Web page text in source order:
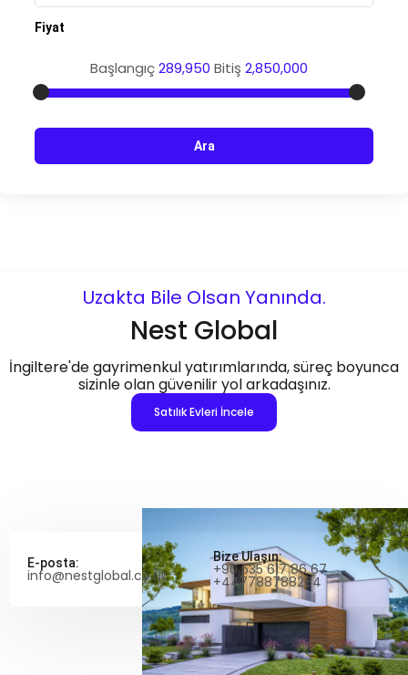
Fiyat
Başlangıç289,950 Bitiş 2,850,000
Ara
Uzakta Bile Olsan Yanında.
Nest Global
İngiltere'de gayrimenkul yatırımlarında, süreç boyunca
sizinle olan güvenilir yol arkadaşınız.
Satılık Evleri İncele
E-posta:
info@nestglobal.co.uk
Bize Ulaşın:
+90 535 617 86 67
+447788788264